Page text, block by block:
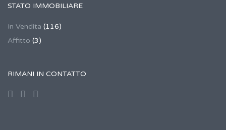
STATO IMMOBILIARE
In Vendita (116)
Affitto (3)
RIMANI IN CONTATTO